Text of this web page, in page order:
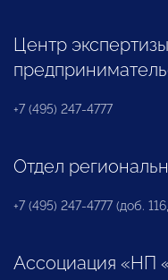
Центр
+7 (495) 247-4777
Отдел
+7 (495) 247-4777 (доб.
Ассоциация «НП